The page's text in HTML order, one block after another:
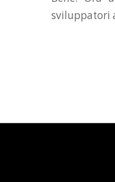
sviluppatori